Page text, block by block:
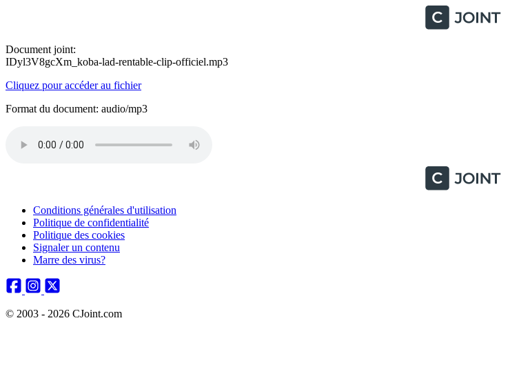
Document joint:
IDyl3V8gcXm_koba-lad-rentable-clip-officiel.mp3
Cliquez pour accéder au fichier
Format du document: audio/mp3
Conditions générales d'utilisation
Politique de confidentialité
Politique des cookies
Signaler un contenu
Marre des virus?
© 2003 - 2026 CJoint.com